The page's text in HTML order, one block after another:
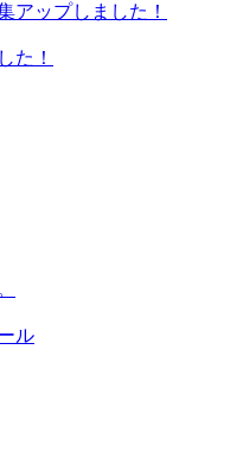
アップしました！
た！
ル